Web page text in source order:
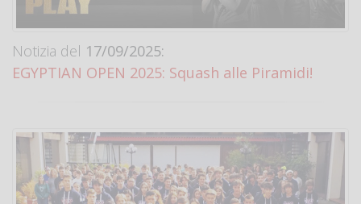
Notizia del 17/09/2025:
EGYPTIAN OPEN 2025: Squash alle Piramidi!